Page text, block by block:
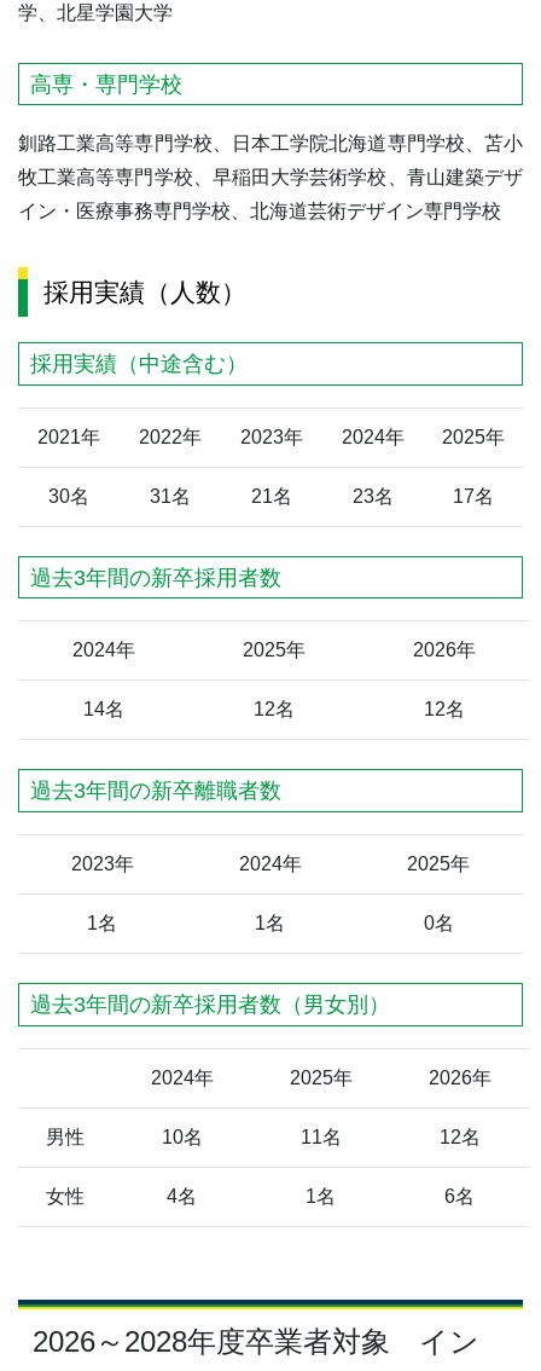
学、北星学園大学
高専・専門学校
釧路工業高等専門学校、日本工学院北海道専門学校、苫小
牧工業高等専門学校、早稲田大学芸術学校、青山建築デザ
イン・医療事務専門学校、北海道芸術デザイン専門学校
採用実績（人数）
採用実績（中途含む）
2021年 2022年 2023年 2024年 2025年
30名 31名 21名 23名 17名
過去3年間の新卒採用者数
2024年 2025年 2026年
14名 12名 12名
過去3年間の新卒離職者数
2023年 2024年 2025年
1名 1名 0名
過去3年間の新卒採用者数（男女別）
2024年 2025年 2026年
男性 10名 11名 12名
女性 4名 1名 6名
2026～2028年度卒業者対象 イン